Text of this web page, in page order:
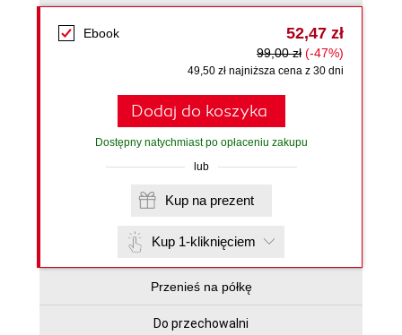
Ebook 52,47 zł
99,00 zł (-47%)
49,50 zł najniższa cena z 30 dni
Dodaj do koszyka
Dostępny natychmiast po opłaceniu zakupu
lub
Kup na prezent
Kup 1-kliknięciem
Przenieś na półkę
Do przechowalni